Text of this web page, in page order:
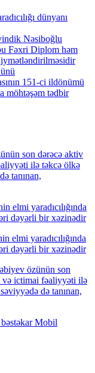
dünyanı
Nəsiboğlu
Fəxri Diplom həm
151-ci ildönümü
möhtəşəm tədbir
son dərəcə aktiv
ilə təkcə ölkə
tanınan,
elmi yaradıcılığında
dəyərli bir xəzinədir
elmi yaradıcılığında
dəyərli bir xəzinədir
özünün son
və ictimai fəaliyyəti ilə
də tanınan,
Mobil